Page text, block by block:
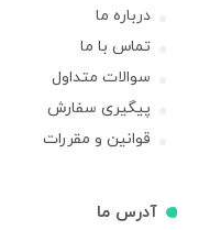
درباره ما
تماس با ما
سوالات متداول
پیگیری سفارش
قوانین و مقررات
آدرس ما